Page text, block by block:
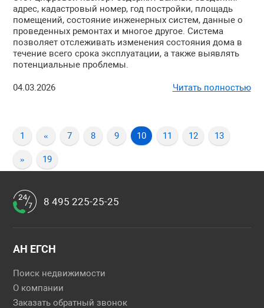
адрес, кадастровый номер, год постройки, площадь
помещений, состояние инженерных систем, данные о
проведенных ремонтах и многое другое. Система
позволяет отслеживать изменения состояния дома в
течение всего срока эксплуатации, а также выявлять
потенциальные проблемы.
04.03.2026 Читать полностью
1 « 7 8 9 10 11 12 13
» 19
8 495 225-25-25
АН ЕГСН
Поиск недвижимости
О компании
Заказать обратный звонок